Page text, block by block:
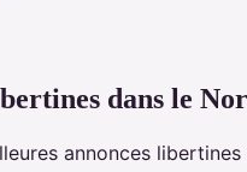
dans le
annonces